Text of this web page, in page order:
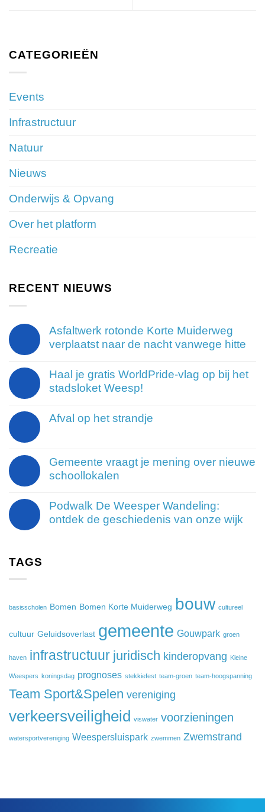
CATEGORIEËN
Events
Infrastructuur
Natuur
Nieuws
Onderwijs & Opvang
Over het platform
Recreatie
RECENT NIEUWS
Asfaltwerk rotonde Korte Muiderweg
verplaatst naar de nacht vanwege hitte
Haal je gratis WorldPride-vlag op bij het
stadsloket Weesp!
Afval op het strandje
Gemeente vraagt je mening over nieuwe
schoollokalen
Podwalk De Weesper Wandeling:
ontdek de geschiedenis van onze wijk
TAGS
basisscholen Bomen Bomen Korte Muiderweg bouw cultureel
cultuur Geluidsoverlast gemeente Gouwpark groen
haven infrastructuur juridisch kinderopvang Kleine
Weespers koningsdag prognoses stekkiefest team-groen team-hoogspanning
Team Sport&Spelen vereniging
verkeersveiligheid viswater voorzieningen
watersportvereniging Weespersluispark zwemmen Zwemstrand